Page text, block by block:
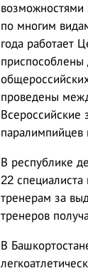
возможностями
по многим
года работает
приспособлены
проведены
Всероссийские
паралимпийцев
В республике
22
тренерам за
тренеров
В